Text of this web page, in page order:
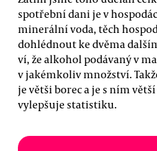
spotřební dani je v
minerální voda, těch
dohlédnout ke dvěma
ví, že alkohol podávaný v
v jakémkoliv množství.
je větši borec a je s ním
vylepšuje statistiku.